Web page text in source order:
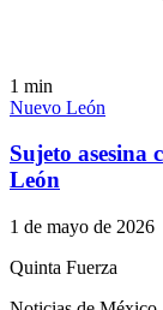
1 min
Nuevo León
Sujeto asesina
León
1 de mayo de 2026
Quinta Fuerza